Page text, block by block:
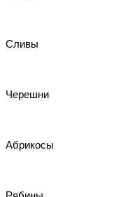
Сливы
Черешни
Абрикосы